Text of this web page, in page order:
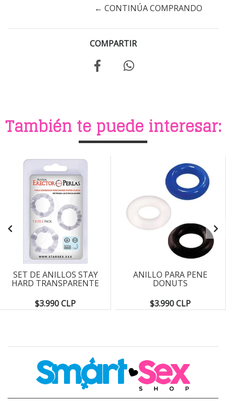
← CONTINÚA COMPRANDO
COMPARTIR
También te puede interesar:
SET DE ANILLOS STAY
HARD TRANSPARENTE
$3.990 CLP
ANILLO PARA PENE
DONUTS
$3.990 CLP